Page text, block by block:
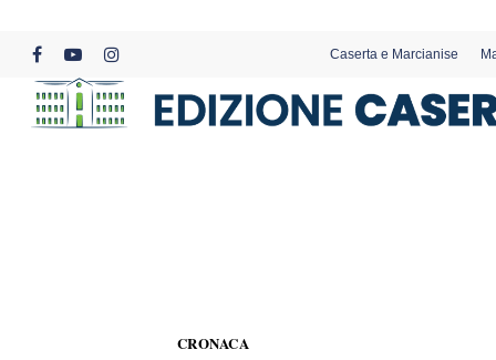
content
facebookyoutubeinstagram
Caserta e Marcianise
CRONACA